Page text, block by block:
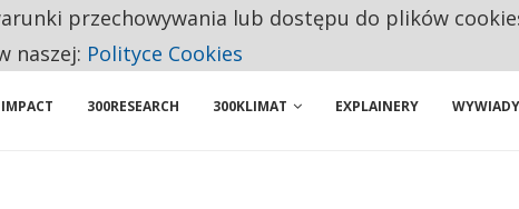
JUŻ TAK ŁATWO JEJ NIE POLECAJĄ
IMPACT 300RESEARCH 300KLIMAT EXPLAINERY WYWIADY
przechowywania lub dostępu do plików
naszej: Polityce Cookies